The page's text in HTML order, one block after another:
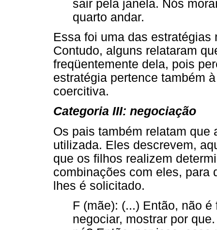
sair pela janela. Nós
quarto andar.
Essa foi uma das
Contudo, alguns relataram
freqüentemente dela, pois
estratégia pertence também
coercitiva.
Categoria III: negociação
Os pais também relatam que
utilizada. Eles descrevem,
que os filhos realizem
combinações com eles, para
lhes é solicitado.
F (mãe): (...) Então, não
negociar, mostrar por